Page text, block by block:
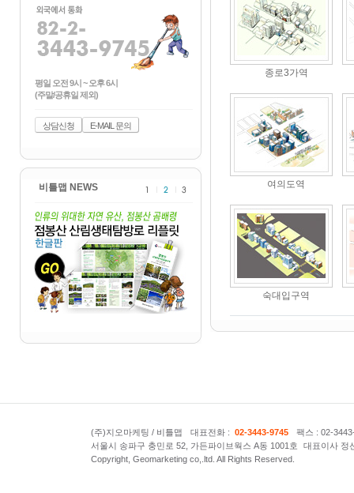
평일 오전 9시 ~ 오후 6시
(주말/공휴일 제외)
상담신청 E-MAIL 문의
비틀맵 NEWS
종로3가역
여의도역
숙대입구역
(주)지오마케팅 / 비틀맵 대표전화 : 02-3443-9745
팩스 : 02-
서울시 송파구 충민로 52, 가든파이브웍스 A동 1001호
대표이사 정
Copyright, Geomarketing co,.ltd. All Rights Reserved.